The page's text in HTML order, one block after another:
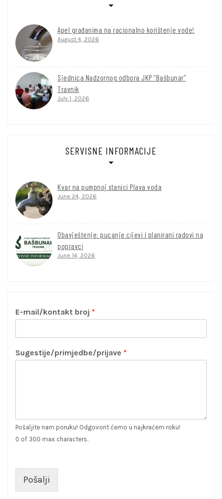
Apel građanima na racionalno korištenje vode!
August 4, 2026
Sjednica Nadzornog odbora JKP “Bašbunar”
Travnik
July 1, 2026
SERVISNE INFORMACIJE
Kvar na pumpnoj stanici Plava voda
June 24, 2026
Obavještenje: pucanje cijevi i planirani radovi na
popravci
June 14, 2026
E-mail/kontakt broj *
Sugestije/primjedbe/prijave *
Pošaljite nam poruku! Odgovorit ćemo u najkraćem roku!
0 of 300 max characters.
Pošalji